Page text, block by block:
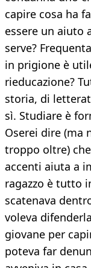
capire cosa ha
essere un aiuto
serve?
in prigione è
rieducazione?
storia, di
sì. Studiare è
Oserei dire (ma
troppo oltre)
accenti aiuta a
ragazzo è tutto
scatenava
voleva
giovane per
poteva far